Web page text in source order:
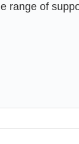
range of